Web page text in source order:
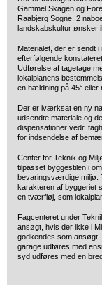
Gammel Skagen og
Raabjerg Sogne. 2
landskabskultur ønsker
Materialet, der er sendt
efterfølgende
Udførelse af tagetage
lokalplanens
en hældning på 45° eller
Der er iværksat en ny
udsendte materiale og
dispensationer vedr.
for indsendelse af
Center for Teknik og
tilpasset byggestilen i
bevaringsværdige miljø.
karakteren af byggeriet
en tværfløj, som
Fagcenteret under
ansøgt, hvis der ikke i
godkendes som ansøgt,
garage udføres med
syd udføres med en